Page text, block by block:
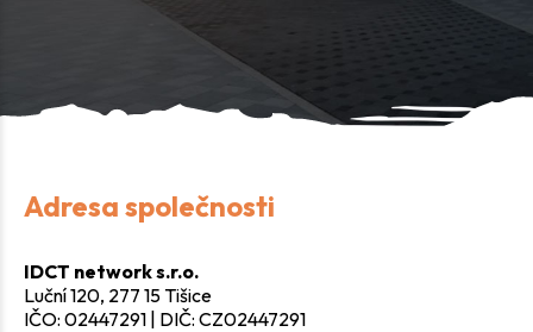
Adresa společnosti
IDCT network s.r.o.
Luční 120, 277 15 Tišice
IČO: 02447291 | DIČ: CZ02447291